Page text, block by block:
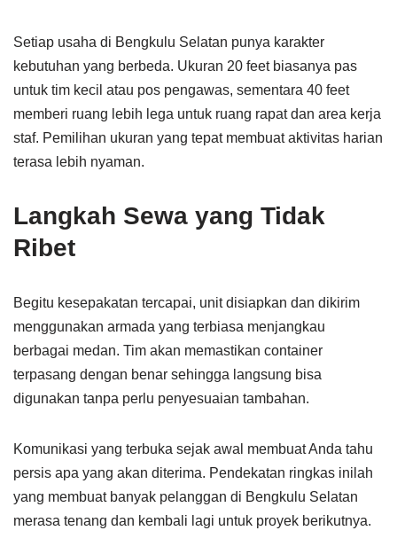
Setiap usaha di Bengkulu Selatan punya karakter
kebutuhan yang berbeda. Ukuran 20 feet biasanya pas
untuk tim kecil atau pos pengawas, sementara 40 feet
memberi ruang lebih lega untuk ruang rapat dan area kerja
staf. Pemilihan ukuran yang tepat membuat aktivitas harian
terasa lebih nyaman.
Langkah Sewa yang Tidak
Ribet
Begitu kesepakatan tercapai, unit disiapkan dan dikirim
menggunakan armada yang terbiasa menjangkau
berbagai medan. Tim akan memastikan container
terpasang dengan benar sehingga langsung bisa
digunakan tanpa perlu penyesuaian tambahan.
Komunikasi yang terbuka sejak awal membuat Anda tahu
persis apa yang akan diterima. Pendekatan ringkas inilah
yang membuat banyak pelanggan di Bengkulu Selatan
merasa tenang dan kembali lagi untuk proyek berikutnya.